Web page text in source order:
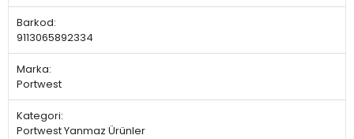
Barkod:
9113065892334
Marka:
Portwest
Kategori:
Portwest Yanmaz Ürünler